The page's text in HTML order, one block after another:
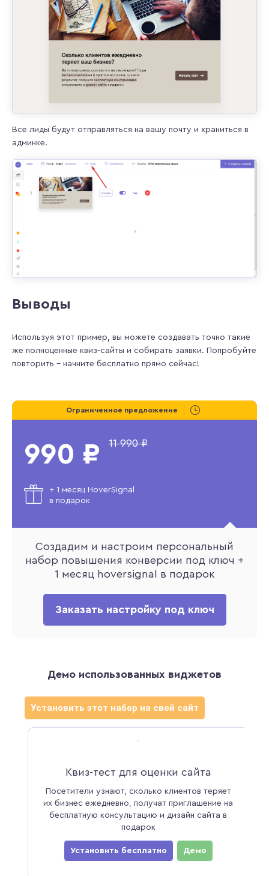
Все лиды будут отправляться на вашу почту и храниться в
админке.
Выводы
Используя этот пример, вы можете создавать точно такие
же полноценные квиз-сайты и собирать заявки. Попробуйте
повторить – начните бесплатно прямо сейчас!
Ограниченное предложение
Создадим и настроим персональный
набор повышения конверсии под ключ +
1 месяц hoversignal в подарок
Заказать настройку под ключ
990 ₽ 11 990 ₽
+ 1 месяц HoverSignal
в подарок
Демо использованных виджетов
Установить этот набор на свой сайт
Квиз-тест для оценки сайта
Посетители узнают, сколько клиентов теряет
их бизнес ежедневно, получат приглашение на
бесплатную консультацию и дизайн сайта в
подарок
Установить бесплатно Демо